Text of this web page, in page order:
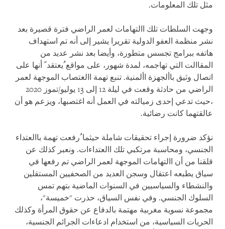
مثل تلك المعلومات.
وجهت السلطات تلك االتهامات لعمر الراضي فترة قصيرة بعد
نشر منظمة العفو الدولية تقريرا يشير إلى أنه تم استهداف
هاتفه ببرامج تجسس متطورة، وأيضا بعد نشر عديد من
المقاالت التي تهاجمه، لمدة شهور، على مواقع ُيعتقد ً أنها على
اتصال وثيق باألجهزة األمنية. تنبع تهمة االغتصاب الموجهة لعمر
الراضي من حادثة وقعت في ليلة 12 إلى 13 يوليو/تموز 2020
،حيث تدعي إحدى زميالته في العمل أنه اغتصبها، ويزعم هو أن
عالقتهما كانت رضائية.
نؤكد ضرورة إجراء تحقيقات شاملة حيثما ُرفعت تهمة باالعتداء
الجنسي، ومحاسبة مرتكبي تلك االعتداءات. ونعبر كذلك عن
قلقنا من أن االتهامات الموجهة لعمر الراضي تم رفعها في
سياق يطبعه اعتقال وسجن العديد من الصحفيين المستقلين
والنشطاء والسياسيين في السنوات الماضية بتهم تمس
السلوك الجنسي. وفي نفس السياق، حذرت "خميسة"،
مجموعة نسوية مغربية مهتمة بالدفاع عن حقوق المرأة وكذلك
الحريات السياسية، من استخدام ادعاءات الجرائم الجنسية،